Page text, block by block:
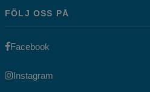
FÖLJ OSS PÅ
Facebook
Instagram